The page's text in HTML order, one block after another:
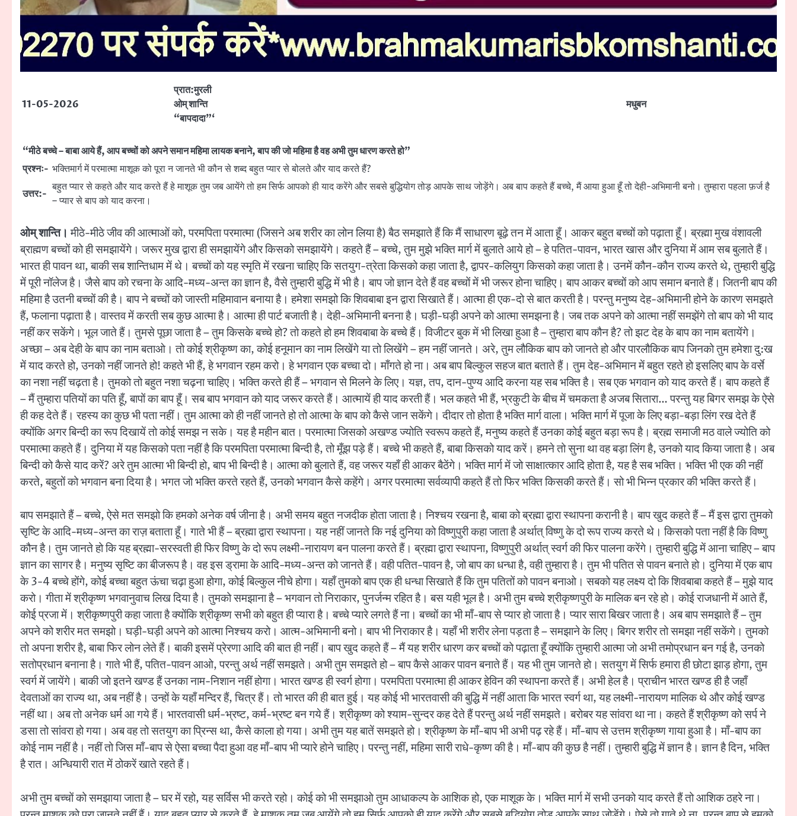
11-05-2026
प्रात:मुरली
ओम् शान्ति
“बापदादा”‘
मधुबन
“मीठे बच्चे – बाबा आये हैं, आप बच्चों को अपने समान महिमा लायक बनाने, बाप की जो महिमा है वह अभी तुम धारण करते हो”
प्रश्नः- भक्तिमार्ग में परमात्मा माशूक को पूरा न जानते भी कौन से शब्द बहुत प्यार से बोलते और याद करते हैं?
उत्तर:-
बहुत प्यार से कहते और याद करते हैं हे माशूक तुम जब आयेंगे तो हम सिर्फ आपको ही याद करेंगे और सबसे बुद्धियोग तोड़ आपके साथ जोड़ेंगे। अब बाप कहते हैं बच्चे, मैं आया हुआ हूँ तो देही-अभिमानी बनो। तुम्हारा पहला फ़र्ज है
– प्यार से बाप को याद करना।
ओम् शान्ति। मीठे-मीठे जीव की आत्माओं को, परमपिता परमात्मा (जिसने अब शरीर का लोन लिया है) बैठ समझाते हैं कि मैं साधारण बूढ़े तन में आता हूँ। आकर बहुत बच्चों को पढ़ाता हूँ। ब्रह्मा मुख वंशावली
ब्राह्मण बच्चों को ही समझायेंगे। जरूर मुख द्वारा ही समझायेंगे और किसको समझायेंगे। कहते हैं – बच्चे, तुम मुझे भक्ति मार्ग में बुलाते आये हो – हे पतित-पावन, भारत खास और दुनिया में आम सब बुलाते हैं।
भारत ही पावन था, बाकी सब शान्तिधाम में थे। बच्चों को यह स्मृति में रखना चाहिए कि सतयुग-त्रेता किसको कहा जाता है, द्वापर-कलियुग किसको कहा जाता है। उनमें कौन-कौन राज्य करते थे, तुम्हारी बुद्धि
में पूरी नॉलेज है। जैसे बाप को रचना के आदि-मध्य-अन्त का ज्ञान है, वैसे तुम्हारी बुद्धि में भी है। बाप जो ज्ञान देते हैं वह बच्चों में भी जरूर होना चाहिए। बाप आकर बच्चों को आप समान बनाते हैं। जितनी बाप की
महिमा है उतनी बच्चों की है। बाप ने बच्चों को जास्ती महिमावान बनाया है। हमेशा समझो कि शिवबाबा इन द्वारा सिखाते हैं। आत्मा ही एक-दो से बात करती है। परन्तु मनुष्य देह-अभिमानी होने के कारण समझते
हैं, फलाना पढ़ाता है। वास्तव में करती सब कुछ आत्मा है। आत्मा ही पार्ट बजाती है। देही-अभिमानी बनना है। घड़ी-घड़ी अपने को आत्मा समझना है। जब तक अपने को आत्मा नहीं समझेंगे तो बाप को भी याद
नहीं कर सकेंगे। भूल जाते हैं। तुमसे पूछा जाता है – तुम किसके बच्चे हो? तो कहते हो हम शिवबाबा के बच्चे हैं। विजीटर बुक में भी लिखा हुआ है – तुम्हारा बाप कौन है? तो झट देह के बाप का नाम बतायेंगे।
अच्छा – अब देही के बाप का नाम बताओ। तो कोई श्रीकृष्ण का, कोई हनूमान का नाम लिखेंगे या तो लिखेंगे – हम नहीं जानते। अरे, तुम लौकिक बाप को जानते हो और पारलौकिक बाप जिनको तुम हमेशा दु:ख
में याद करते हो, उनको नहीं जानते हो! कहते भी हैं, हे भगवान रहम करो। हे भगवान एक बच्चा दो। माँगते हो ना। अब बाप बिल्कुल सहज बात बताते हैं। तुम देह-अभिमान में बहुत रहते हो इसलिए बाप के वर्से
का नशा नहीं चढ़ता है। तुमको तो बहुत नशा चढ़ना चाहिए। भक्ति करते ही हैं – भगवान से मिलने के लिए। यज्ञ, तप, दान-पुण्य आदि करना यह सब भक्ति है। सब एक भगवान को याद करते हैं। बाप कहते हैं
– मैं तुम्हारा पतियों का पति हूँ, बापों का बाप हूँ। सब बाप भगवान को याद जरूर करते हैं। आत्मायें ही याद करती हैं। भल कहते भी हैं, भ्रकुटी के बीच में चमकता है अजब सितारा… परन्तु यह बिगर समझ के ऐसे
ही कह देते हैं। रहस्य का कुछ भी पता नहीं। तुम आत्मा को ही नहीं जानते हो तो आत्मा के बाप को कैसे जान सकेंगे। दीदार तो होता है भक्ति मार्ग वाला। भक्ति मार्ग में पूजा के लिए बड़ा-बड़ा लिंग रख देते हैं
क्योंकि अगर बिन्दी का रूप दिखायें तो कोई समझ न सके। यह है महीन बात। परमात्मा जिसको अखण्ड ज्योति स्वरूप कहते हैं, मनुष्य कहते हैं उनका कोई बहुत बड़ा रूप है। ब्रह्म समाजी मठ वाले ज्योति को
परमात्मा कहते हैं। दुनिया में यह किसको पता नहीं है कि परमपिता परमात्मा बिन्दी है, तो मूँझ पड़े हैं। बच्चे भी कहते हैं, बाबा किसको याद करें। हमने तो सुना था वह बड़ा लिंग है, उनको याद किया जाता है। अब
बिन्दी को कैसे याद करें? अरे तुम आत्मा भी बिन्दी हो, बाप भी बिन्दी है। आत्मा को बुलाते हैं, वह जरूर यहाँ ही आकर बैठेंगे। भक्ति मार्ग में जो साक्षात्कार आदि होता है, यह है सब भक्ति। भक्ति भी एक की नहीं
करते, बहुतों को भगवान बना दिया है। भगत जो भक्ति करते रहते हैं, उनको भगवान कैसे कहेंगे। अगर परमात्मा सर्वव्यापी कहते हैं तो फिर भक्ति किसकी करते हैं। सो भी भिन्न प्रकार की भक्ति करते हैं।
बाप समझाते हैं – बच्चे, ऐसे मत समझो कि हमको अनेक वर्ष जीना है। अभी समय बहुत नजदीक होता जाता है। निश्चय रखना है, बाबा को ब्रह्मा द्वारा स्थापना करानी है। बाप खुद कहते हैं – मैं इस द्वारा तुमको
सृष्टि के आदि-मध्य-अन्त का राज़ बताता हूँ। गाते भी हैं – ब्रह्मा द्वारा स्थापना। यह नहीं जानते कि नई दुनिया को विष्णुपुरी कहा जाता है अर्थात् विष्णु के दो रूप राज्य करते थे। किसको पता नहीं है कि विष्णु
कौन है। तुम जानते हो कि यह ब्रह्मा-सरस्वती ही फिर विष्णु के दो रूप लक्ष्मी-नारायण बन पालना करते हैं। ब्रह्मा द्वारा स्थापना, विष्णुपुरी अर्थात् स्वर्ग की फिर पालना करेंगे। तुम्हारी बुद्धि में आना चाहिए – बाप
ज्ञान का सागर है। मनुष्य सृष्टि का बीजरूप है। वह इस ड्रामा के आदि-मध्य-अन्त को जानते हैं। वही पतित-पावन है, जो बाप का धन्धा है, वही तुम्हारा है। तुम भी पतित से पावन बनाते हो। दुनिया में एक बाप
के 3-4 बच्चे होंगे, कोई बच्चा बहुत ऊंचा चढ़ा हुआ होगा, कोई बिल्कुल नीचे होगा। यहाँ तुमको बाप एक ही धन्धा सिखाते हैं कि तुम पतितों को पावन बनाओ। सबको यह लक्ष्य दो कि शिवबाबा कहते हैं – मुझे याद
करो। गीता में श्रीकृष्ण भगवानुवाच लिख दिया है। तुमको समझाना है – भगवान तो निराकार, पुनर्जन्म रहित है। बस यही भूल है। अभी तुम बच्चे श्रीकृष्णपुरी के मालिक बन रहे हो। कोई राजधानी में आते हैं,
कोई प्रजा में। श्रीकृष्णपुरी कहा जाता है क्योंकि श्रीकृष्ण सभी को बहुत ही प्यारा है। बच्चे प्यारे लगते हैं ना। बच्चों का भी माँ-बाप से प्यार हो जाता है। प्यार सारा बिखर जाता है। अब बाप समझाते हैं – तुम
अपने को शरीर मत समझो। घड़ी-घड़ी अपने को आत्मा निश्चय करो। आत्म-अभिमानी बनो। बाप भी निराकार है। यहाँ भी शरीर लेना पड़ता है – समझाने के लिए। बिगर शरीर तो समझा नहीं सकेंगे। तुमको
तो अपना शरीर है, बाबा फिर लोन लेते हैं। बाकी इसमें प्रेरणा आदि की बात ही नहीं। बाप खुद कहते हैं – मैं यह शरीर धारण कर बच्चों को पढ़ाता हूँ क्योंकि तुम्हारी आत्मा जो अभी तमोप्रधान बन गई है, उनको
सतोप्रधान बनाना है। गाते भी हैं, पतित-पावन आओ, परन्तु अर्थ नहीं समझते। अभी तुम समझते हो – बाप कैसे आकर पावन बनाते हैं। यह भी तुम जानते हो। सतयुग में सिर्फ हमारा ही छोटा झाड़ होगा, तुम
स्वर्ग में जायेंगे। बाकी जो इतने खण्ड हैं उनका नाम-निशान नहीं होगा। भारत खण्ड ही स्वर्ग होगा। परमपिता परमात्मा ही आकर हेविन की स्थापना करते हैं। अभी हेल है। प्राचीन भारत खण्ड ही है जहाँ
देवताओं का राज्य था, अब नहीं है। उन्हों के यहाँ मन्दिर हैं, चित्र हैं। तो भारत की ही बात हुई। यह कोई भी भारतवासी की बुद्धि में नहीं आता कि भारत स्वर्ग था, यह लक्ष्मी-नारायण मालिक थे और कोई खण्ड
नहीं था। अब तो अनेक धर्म आ गये हैं। भारतवासी धर्म-भ्रष्ट, कर्म-भ्रष्ट बन गये हैं। श्रीकृष्ण को श्याम-सुन्दर कह देते हैं परन्तु अर्थ नहीं समझते। बरोबर यह सांवरा था ना। कहते हैं श्रीकृष्ण को सर्प ने
डसा तो सांवरा हो गया। अब वह तो सतयुग का प्रिन्स था, कैसे काला हो गया। अभी तुम यह बातें समझते हो। श्रीकृष्ण के माँ-बाप भी अभी पढ़ रहे हैं। माँ-बाप से उत्तम श्रीकृष्ण गाया हुआ है। माँ-बाप का
कोई नाम नहीं है। नहीं तो जिस माँ-बाप से ऐसा बच्चा पैदा हुआ वह माँ-बाप भी प्यारे होने चाहिए। परन्तु नहीं, महिमा सारी राधे-कृष्ण की है। माँ-बाप की कुछ है नहीं। तुम्हारी बुद्धि में ज्ञान है। ज्ञान है दिन, भक्ति
है रात। अन्धियारी रात में ठोकरें खाते रहते हैं।
अभी तुम बच्चों को समझाया जाता है – घर में रहो, यह सर्विस भी करते रहो। कोई को भी समझाओ तुम आधाकल्प के आशिक हो, एक माशूक के। भक्ति मार्ग में सभी उनको याद करते हैं तो आशिक ठहरे ना।